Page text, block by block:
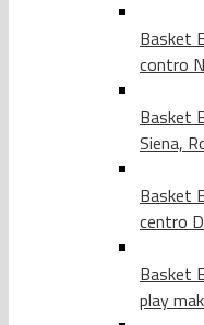
Basket
contro
Basket
Siena,
Basket
centro
Basket
play